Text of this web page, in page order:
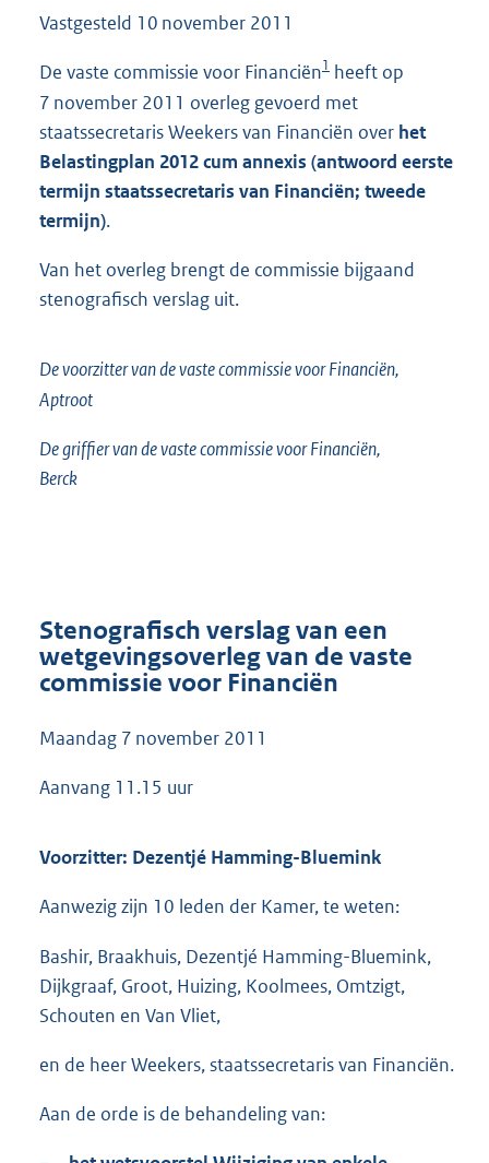
Vastgesteld 10 november 2011
De vaste commissie voor Financiën1 heeft op
7 november 2011 overleg gevoerd met
staatssecretaris Weekers van Financiën over het
Belastingplan 2012 cum annexis (antwoord eerste
termijn staatssecretaris van Financiën; tweede
termijn).
Van het overleg brengt de commissie bijgaand
stenografisch verslag uit.
De voorzitter van de vaste commissie voor Financiën,
Aptroot
De griffier van de vaste commissie voor Financiën,
Berck
Stenografisch verslag van een
wetgevingsoverleg van de vaste
commissie voor Financiën
Maandag 7 november 2011
Aanvang 11.15 uur
Voorzitter: Dezentjé Hamming-Bluemink
Aanwezig zijn 10 leden der Kamer, te weten:
Bashir, Braakhuis, Dezentjé Hamming-Bluemink,
Dijkgraaf, Groot, Huizing, Koolmees, Omtzigt,
Schouten en Van Vliet,
en de heer Weekers, staatssecretaris van Financiën.
Aan de orde is de behandeling van: